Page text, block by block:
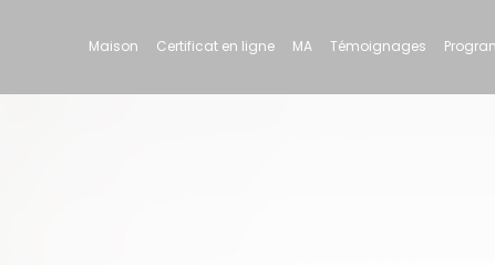
Maison Certificat en ligne MA Témoignages